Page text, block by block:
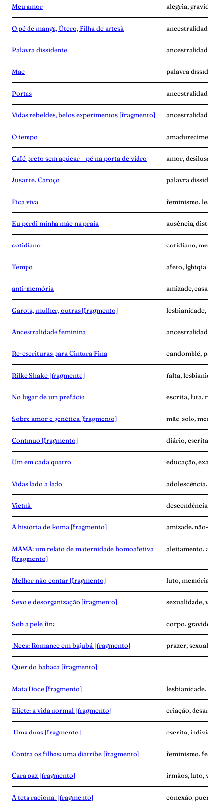
Meu amor alegria,
O pé de manga, Útero, Filha de artesã ancestralidade,
Palavra dissidente ancestralidade,
Mãe palavra
Portas ancestralidade,
Vidas rebeldes, belos experimentos [fragmento] ancestralidade,
O tempo
Café preto sem açúcar – pé na porta de vidro amor, desilusão,
Jusante, Caroço palavra
Fica viva feminismo,
Eu perdi minha mãe na praia ausência,
cotidiano cotidiano,
Tempo afeto, lgbtqia+,
anti-memória amizade, casa,
Garota, mulher, outras [fragmento] lesbianidade,
Ancestralidade feminina ancestralidade,
Re-escrituras para Cintura Fina candomblé,
Rilke Shake [fragmento] falta,
No lugar de um prefácio escrita, luta,
Sobre amor e genética [fragmento] mãe-solo,
Contínuo [fragmento] diário, escrita,
Um em cada quatro educação,
Vidas lado a lado adolescência,
Vietnã descendência,
A história de Roma [fragmento] amizade, não-
MAMA: um relato de maternidade homoafetiva
[fragmento]
aleitamento,
Melhor não contar [fragmento] luto, memória,
Sexo e desorganização [fragmento] sexualidade,
Sob a pele fina corpo, gravidez,
Neca: Romance em bajubá [fragmento] prazer,
Querido babaca [fragmento]
Mata Doce [fragmento] lesbianidade,
Eliete: a vida normal [fragmento] criação,
Uma duas [fragmento] escrita,
Contra os filhos: uma diatribe [fragmento] feminismo,
Cara paz [fragmento] irmãos, luto,
A teta racional [fragmento] conexão,